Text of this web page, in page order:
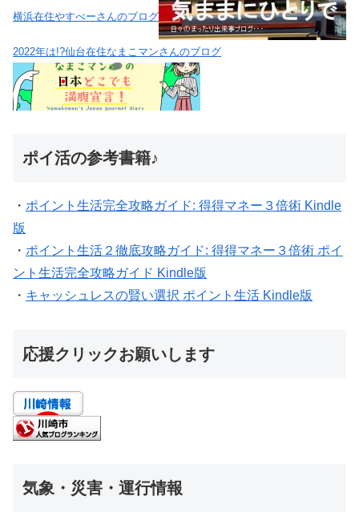
横浜在住やすべーさんのブログ
2022年は!?仙台在住なまこマンさんのブログ
ポイ活の参考書籍♪
・ ポイント生活完全攻略ガイド: 得得マネー３倍術 Kindle
版
・ ポイント生活２徹底攻略ガイド: 得得マネー３倍術 ポイ
ント生活完全攻略ガイド Kindle版
・ キャッシュレスの賢い選択 ポイント生活 Kindle版
応援クリックお願いします
気象・災害・運行情報